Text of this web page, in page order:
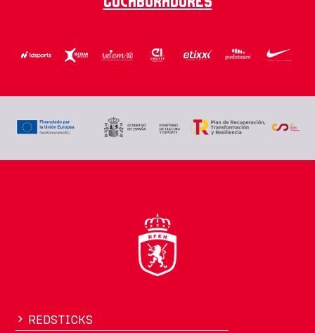
REDSTICKS